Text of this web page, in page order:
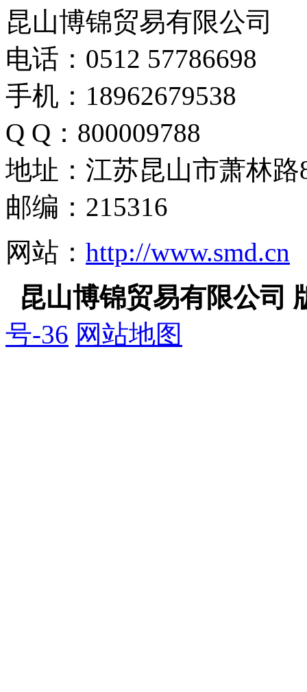
昆山博锦贸易有限公司
电话：0512 57786698
手机：18962679538
Q Q：800009788
地址：江苏昆山市萧林
邮编：215316
网站： http://www.smd.cn
昆山博锦贸易有限公司
号-36 网站地图